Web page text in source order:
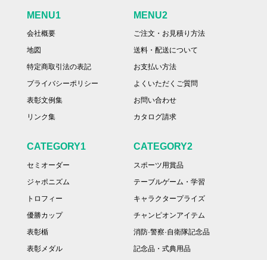
MENU1
会社概要
地図
特定商取引法の表記
プライバシーポリシー
表彰文例集
リンク集
MENU2
ご注文・お見積り方法
送料・配送について
お支払い方法
よくいただくご質問
お問い合わせ
カタログ請求
CATEGORY1
セミオーダー
ジャポニズム
トロフィー
優勝カップ
表彰楯
表彰メダル
CATEGORY2
スポーツ用賞品
テーブルゲーム・学習
キャラクタープライズ
チャンピオンアイテム
消防·警察·自衛隊記念品
記念品・式典用品